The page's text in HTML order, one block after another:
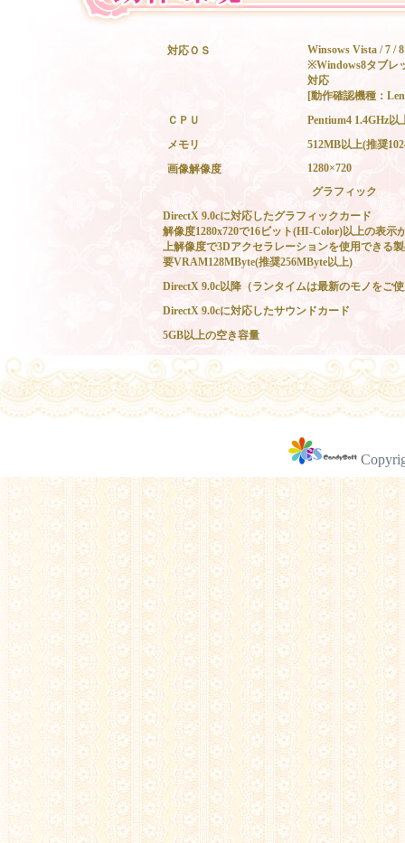
対応ＯＳ
Winsows Vista / 7 / 8
※Windows8タブレ
対応
[動作確認機種：
ＣＰＵ
Pentium4 1.4GHz以
メモリ
512MB以上(推奨
画像解像度
1280×720
グラフィック
DirectX 9.0cに対応したグラフィックカード
解像度1280x720で16ビット(HI-Color)以上の表示
上解像度で3Dアクセラレーションを使用できる
要VRAM128MByte(推奨256MByte以上)
DirectX 9.0c以降（ランタイムは最新のモノをご
DirectX 9.0cに対応したサウンドカード
5GB以上の空き容量